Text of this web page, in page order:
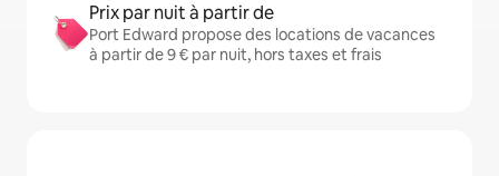
Prix par nuit à partir de
Port Edward propose des locations de vacances
à partir de 9 € par nuit, hors taxes et frais